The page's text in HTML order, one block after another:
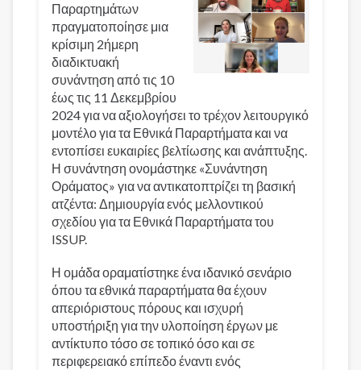
Παραρτημάτων
πραγματοποίησε μια
κρίσιμη 2ήμερη
διαδικτυακή
συνάντηση από τις 10
έως τις 11 Δεκεμβρίου
2024 για να αξιολογήσει το τρέχον λειτουργικό
μοντέλο για τα Εθνικά Παραρτήματα και να
εντοπίσει ευκαιρίες βελτίωσης και ανάπτυξης.
Η συνάντηση ονομάστηκε «Συνάντηση
Οράματος» για να αντικατοπτρίζει τη βασική
ατζέντα: Δημιουργία ενός μελλοντικού
σχεδίου για τα Εθνικά Παραρτήματα του
ISSUP.
Η ομάδα οραματίστηκε ένα ιδανικό σενάριο
όπου τα εθνικά παραρτήματα θα έχουν
απεριόριστους πόρους και ισχυρή
υποστήριξη για την υλοποίηση έργων με
αντίκτυπο τόσο σε τοπικό όσο και σε
περιφερειακό επίπεδο έναντι ενός